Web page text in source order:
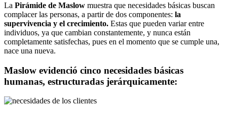
La Pirámide de Maslow muestra que necesidades básicas buscan
complacer las personas, a partir de dos componentes: la
supervivencia y el crecimiento. Estas que pueden variar entre
individuos, ya que cambian constantemente, y nunca están
completamente satisfechas, pues en el momento que se cumple una,
nace una nueva.
Maslow evidenció cinco necesidades básicas
humanas, estructuradas jerárquicamente: